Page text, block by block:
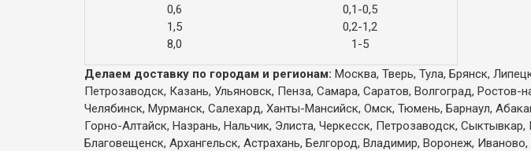
0,6
1,5
8,0
0,1-0,5
0,2-1,2
1-5
Делаем доставку по городам и регионам: Москва, Тверь, Тула, Брянск,
Петрозаводск, Казань, Ульяновск, Пенза, Самара, Саратов, Волгоград,
Челябинск, Мурманск, Салехард, Ханты-Мансийск, Омск, Тюмень, Барнаул,
Горно-Алтайск, Назрань, Нальчик, Элиста, Черкесск, Петрозаводск,
Благовещенск, Архангельск, Астрахань, Белгород, Владимир, Воронеж,